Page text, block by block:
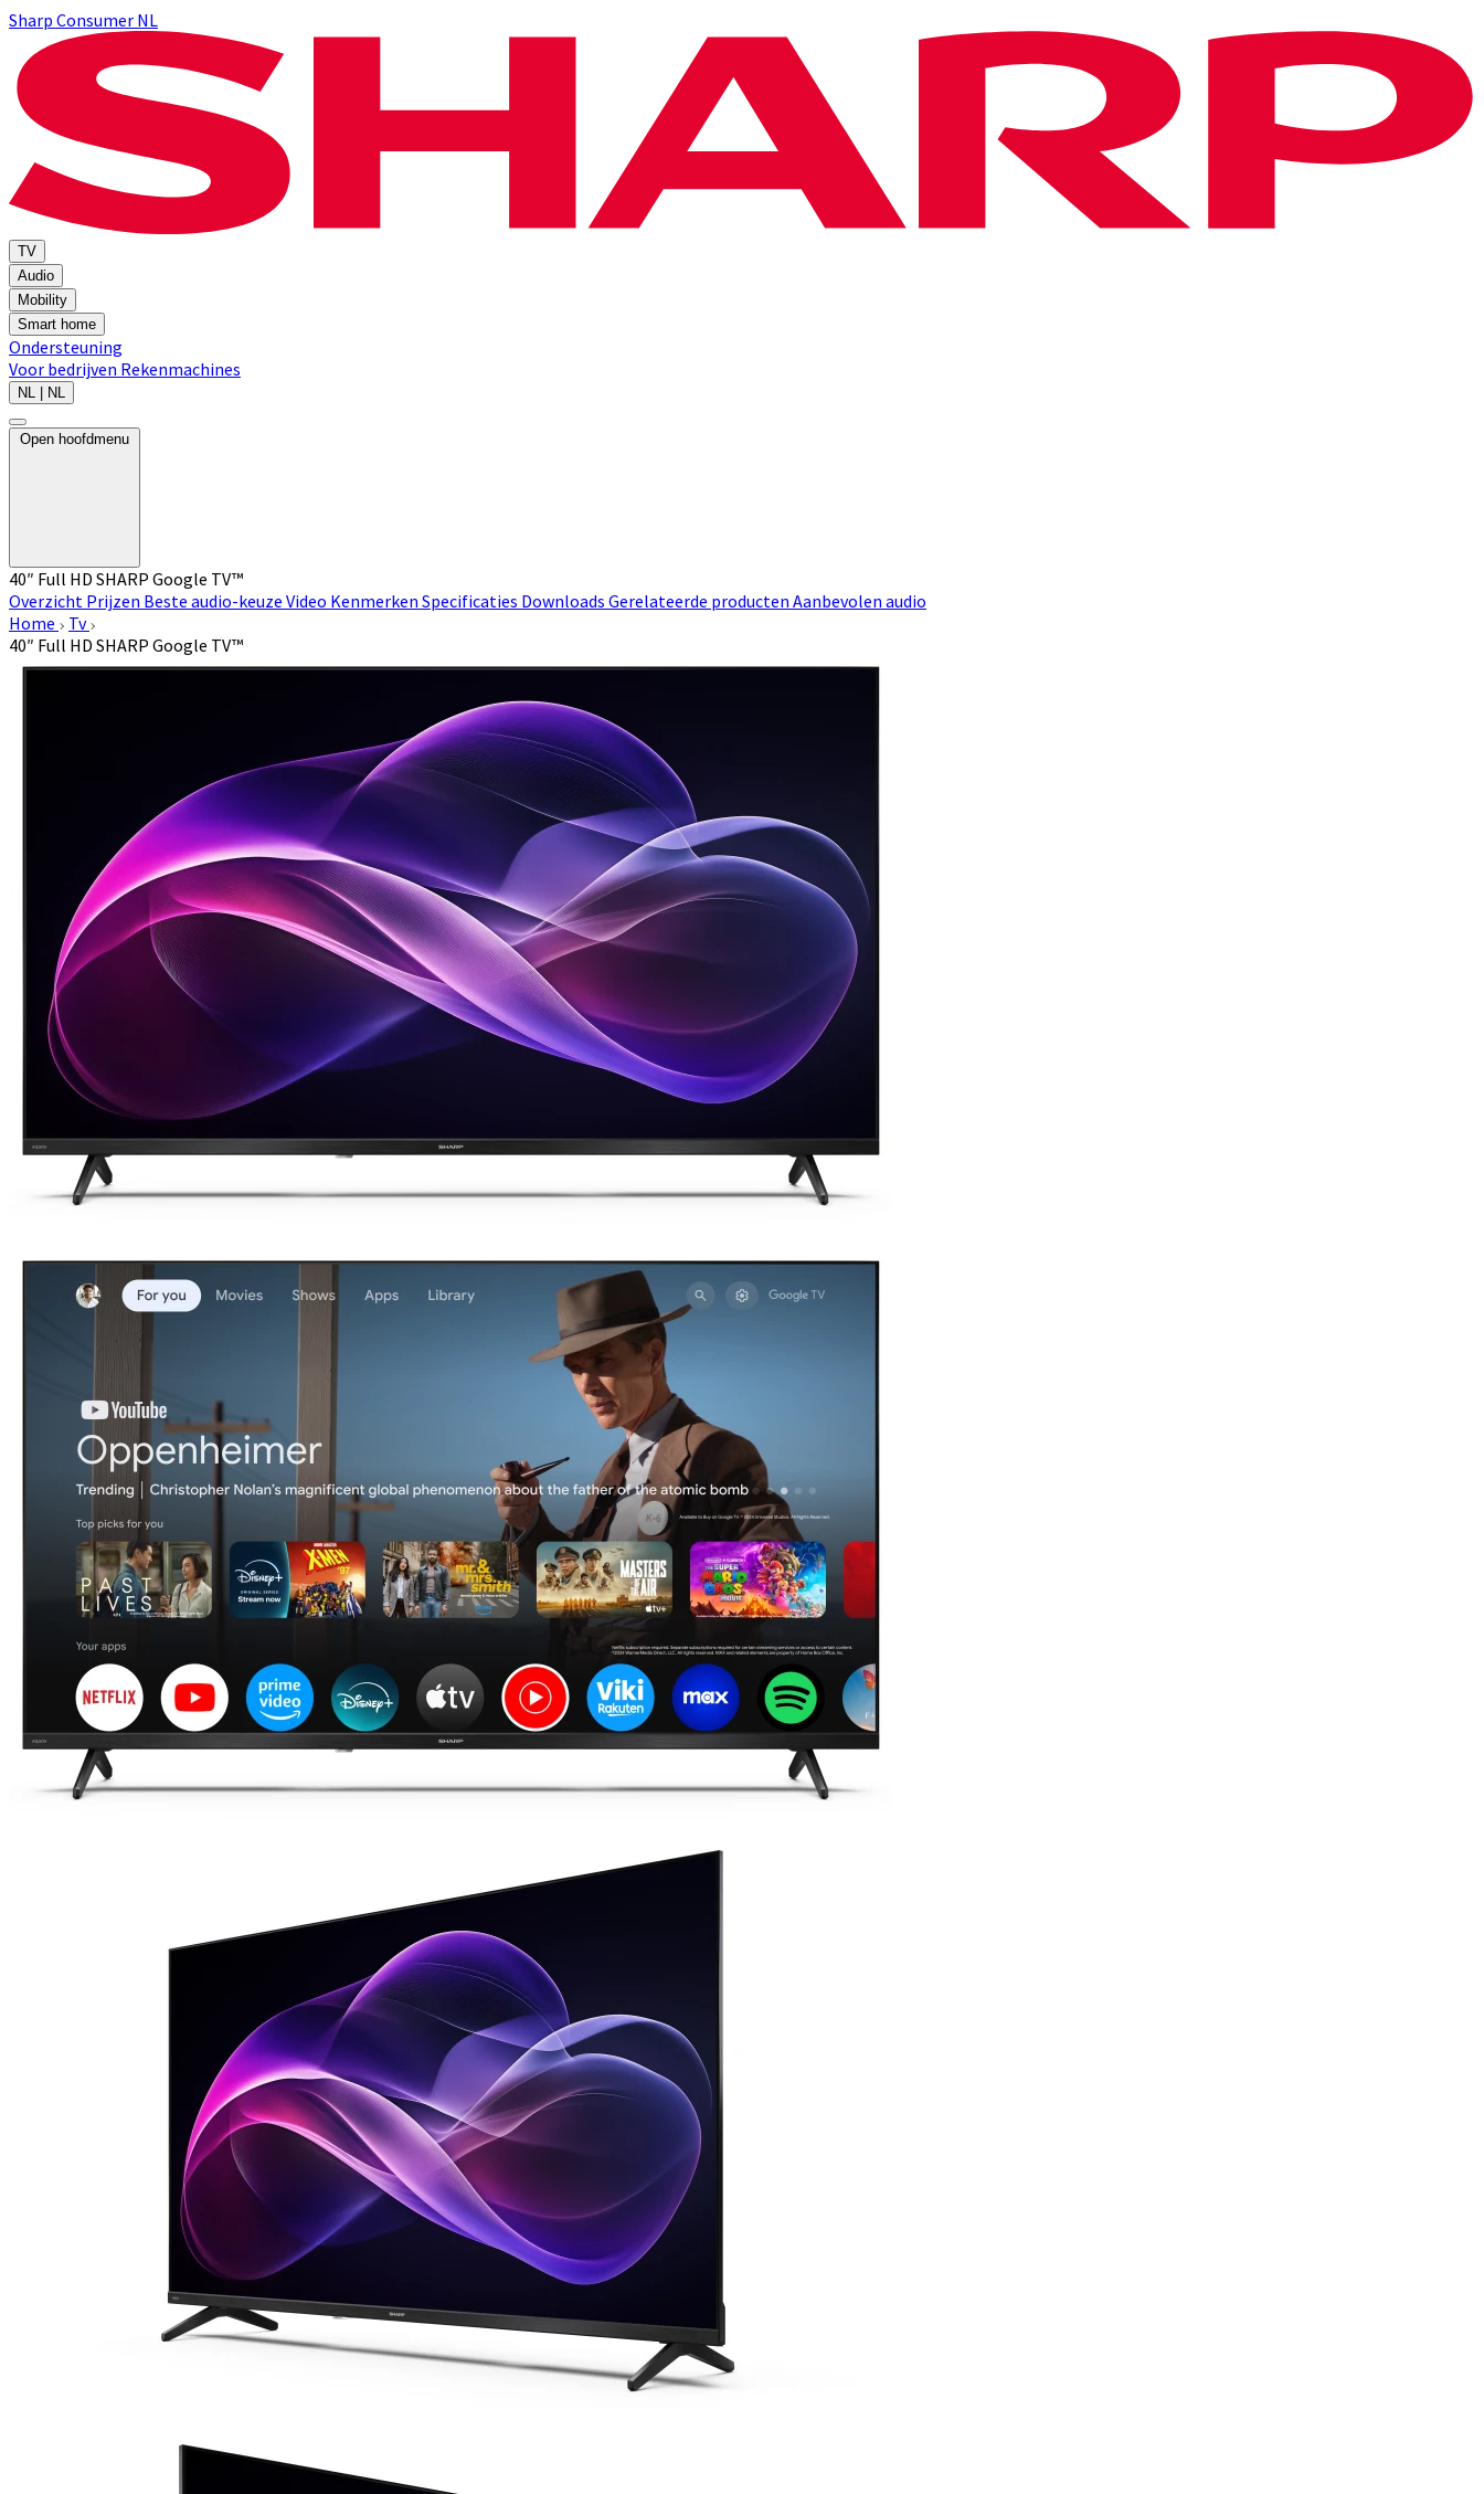
Sharp Consumer NL
TV
Audio
Mobility
Smart home
Ondersteuning
Voor bedrijven Rekenmachines
NL | NL
Open hoofdmenu
40″ Full HD SHARP Google TV™
Overzicht Prijzen Beste audio-keuze Video Kenmerken Specificaties Downloads Gerelateerde producten Aanbevolen audio
Home
Tv
40″ Full HD SHARP Google TV™